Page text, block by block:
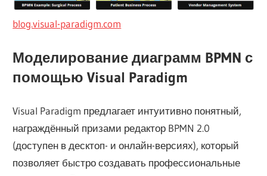
blog.visual-paradigm.com
Моделирование диаграмм BPMN с
помощью Visual Paradigm
Visual Paradigm предлагает интуитивно понятный,
награждённый призами редактор BPMN 2.0
(доступен в десктоп- и онлайн-версиях), который
позволяет быстро создавать профессиональные